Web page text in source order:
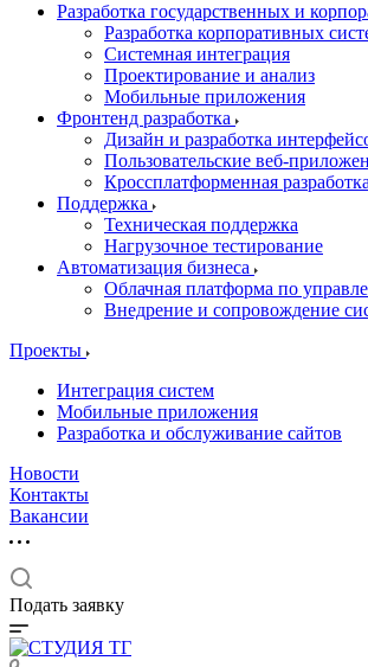
Разработка государственных и
Разработка корпоративных
Системная интеграция
Проектирование и анализ
Мобильные приложения
Фронтенд разработка
Дизайн и разработка
Пользовательские веб-
Кроссплатформенная разработка
Поддержка
Техническая поддержка
Нагрузочное тестирование
Автоматизация бизнеса
Облачная платформа по
Внедрение и сопровождение
Проекты
Интеграция систем
Мобильные приложения
Разработка и обслуживание сайтов
Новости
Контакты
Вакансии
Подать заявку